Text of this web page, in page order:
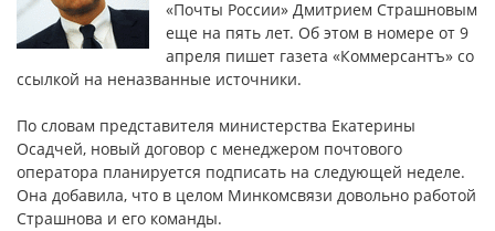
«Почты России» Дмитрием Страшновым
еще на пять лет. Об этом в номере от 9
апреля пишет газета «Коммерсантъ» со
ссылкой на неназванные источники.
По словам представителя министерства Екатерины
Осадчей, новый договор с менеджером почтового
оператора планируется подписать на следующей неделе.
Она добавила, что в целом Минкомсвязи довольно работой
Страшнова и его команды.